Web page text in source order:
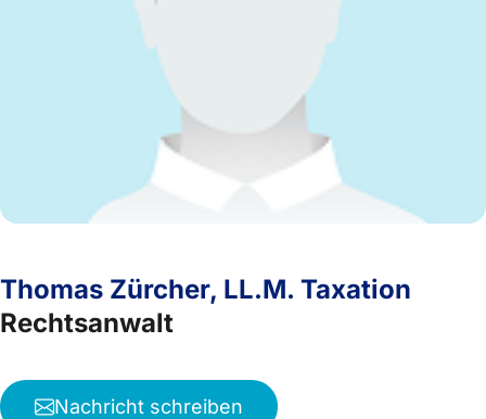
Thomas Zürcher, LL.M. Taxation
Rechtsanwalt
Nachricht schreiben